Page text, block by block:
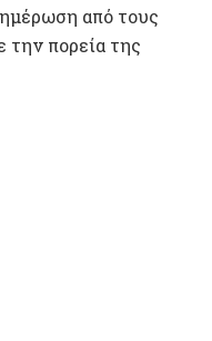
από τους
την πορεία της